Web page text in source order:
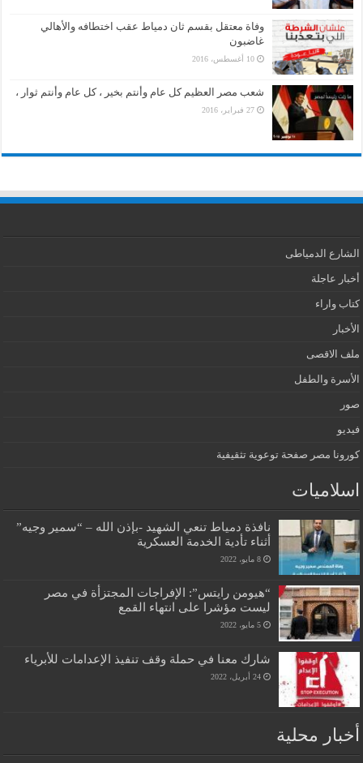
وفاة معتقل بقسم ثان دمياط عقب اختطافه والأهالي
غاضبون
10 أغسطس، 2016
شعب مصر العظيم كل عام وأنتم بخير ، كل عام وأنتم ثوار ،
27 فبراير، 2016
الشارع الدمياطى
أخبار عاجلة
كتاب واراء
الأخبار
ملف الاقصى
الأسرة والطفل
صور
فيديو
كورونا مصر صفحة توعوية تثقيفية
اسلاميات
نافذة دمياط تنعي الشهيد -بإذن الله – “سمير وجيه”
أثناء تأدية الخدمة العسكرية
8 مايو، 2022
“هيومن رايتس”: الإفراجات المجتزأة في مصر
ليست مؤشرا على انتهاء القمع
5 مايو، 2022
شارك معنا في حملة وقف تنفيذ الإعدامات للأبرياء
24 أبريل، 2022
أخبار محلية